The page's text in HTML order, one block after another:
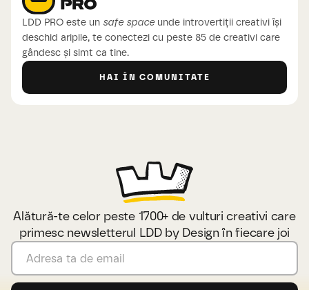
LDD PRO este un safe spaceunde introvertiții creativi își
deschid aripile, te conectezi cu peste 85 de creativi care
gândesc și simt ca tine.
HAI ÎN COMUNITATE
Alătură-te celor peste 1700+ de vulturi creativi care
primesc newsletterul LDD by Design în fiecare joi